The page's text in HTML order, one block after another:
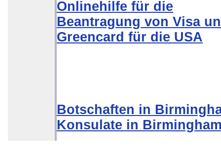
Onlinehilfe für die
Beantragung von Visa
Greencard für die USA
Botschaften in
Konsulate in